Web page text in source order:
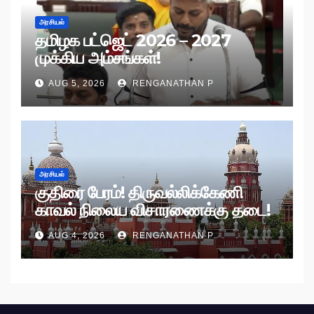
அரசியல்
தமிழக பட்ஜெட் 2026 – 2027
முக்கிய அம்சங்கள்!
AUG 5, 2026 RENGANATHAN P
அரசியல்
குதிரை பேரம்! திருவல்லிக்கேணி
காவல் நிலைய விசாரணைக்கு தடை!
AUG 4, 2026 RENGANATHAN P